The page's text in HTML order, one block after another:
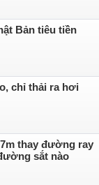
Bản tiêu tiền
chỉ thải ra hơi
thay đường ray
sắt nào